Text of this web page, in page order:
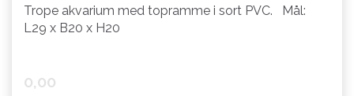
Trope akvarium med topramme i sort PVC. Mål:
L29 x B20 x H20
0,00